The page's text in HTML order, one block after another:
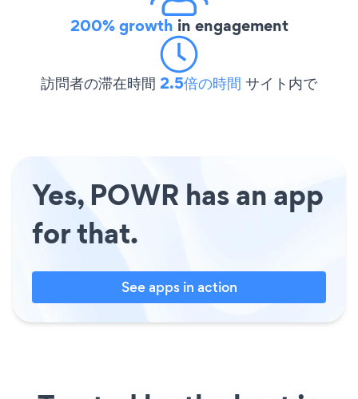
200% growth in engagement
訪問者の滞在時間 2.5倍の時間 サイト内で
Yes, POWR has an app
for that.
See apps in action